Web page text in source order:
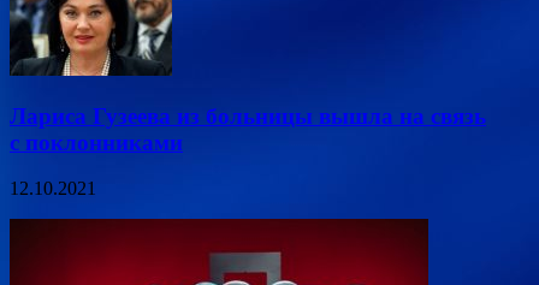
Лариса Гузеева из больницы вышла на связь
с поклонниками
12.10.2021